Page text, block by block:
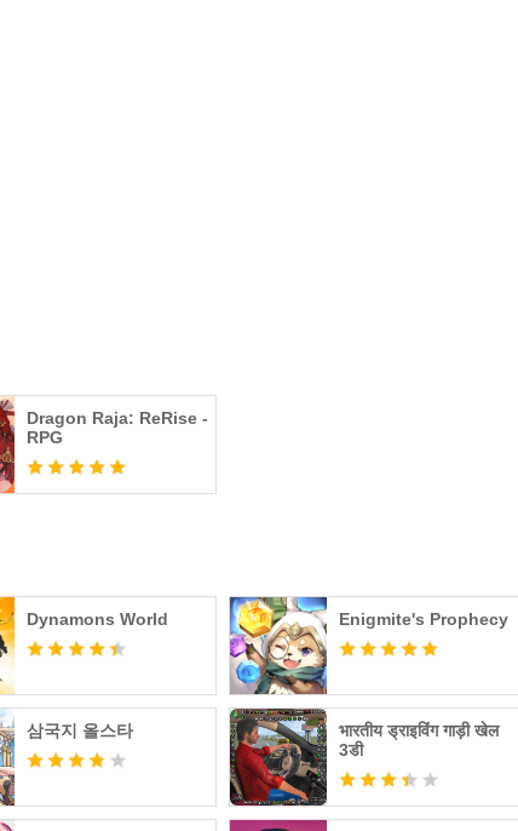
Dragon Raja: ReRise -
RPG
Dynamons World Enigmite's Prophecy
삼국지 올스타
भारतीय ड्राइविंग गाड़ी खेल
3डी